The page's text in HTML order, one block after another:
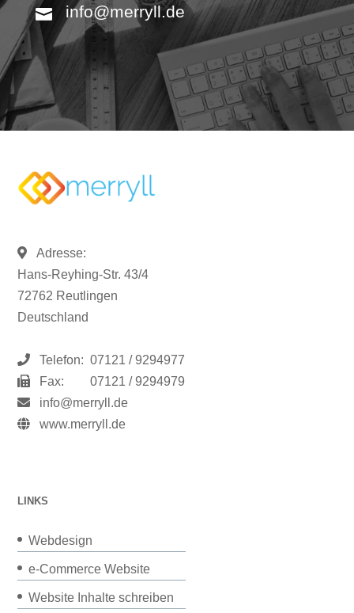
info@merryll.de
Adresse:
Hans-Reyhing-Str. 43/4
72762 Reutlingen
Deutschland
Telefon: 07121 / 9294977
Fax:
07121 / 9294979
info@merryll.de
www.merryll.de
LINKS
Webdesign
e-Commerce Website
Website Inhalte schreiben